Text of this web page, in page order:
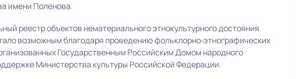
имени Поленова.
реестр объектов нематериального этнокультурного достояния
возможным благодаря проведению фольклорно‑этнографических
Государственным Российским Домом народного
Министерства культуры Российской Федерации.